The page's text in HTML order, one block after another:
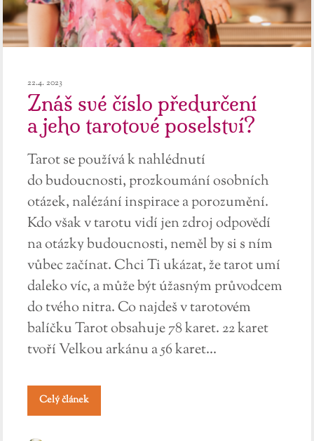
22.4. 2023
Znáš své číslo předurčení
a jeho tarotové poselství?
Tarot se používá k nahlédnutí
do budoucnosti, prozkoumání osobních
otázek, nalézání inspirace a porozumění.
Kdo však v tarotu vidí jen zdroj odpovědí
na otázky budoucnosti, neměl by si s ním
vůbec začínat. Chci Ti ukázat, že tarot umí
daleko víc, a může být úžasným průvodcem
do tvého nitra. Co najdeš v tarotovém
balíčku Tarot obsahuje 78 karet. 22 karet
tvoří Velkou arkánu a 56 karet...
Celý článek